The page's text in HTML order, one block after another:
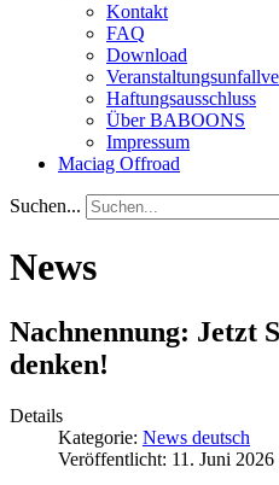
Kontakt
FAQ
Download
Haftungsausschluss
Über BABOONS
Impressum
Maciag Offroad
Suchen...
News
Nachnennung: Jetzt
denken!
Details
Kategorie: News deutsch
Veröffentlicht: 11. Juni 2026